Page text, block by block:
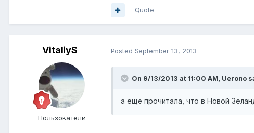
Quote
VitaliyS
Пользователи
Posted September 13, 2013
On 9/13/2013 at 11:00 AM, Uerono
а еще прочитала, что в Новой